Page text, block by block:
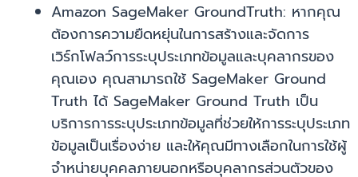
Amazon SageMaker GroundTruth: หากคุณ
ต้องการความยืดหยุ่นในการสร้างและจัดการ
เวิร์กโฟลว์การระบุประเภทข้อมูลและบุคลากรของ
คุณเอง คุณสามารถใช้ SageMaker Ground
Truth ได้ SageMaker Ground Truth เป็น
บริการการระบุประเภทข้อมูลที่ช่วยให้การระบุประเภท
ข้อมูลเป็นเรื่องง่าย และให้คุณมีทางเลือกในการใช้ผู้
จำหน่ายบุคคลภายนอกหรือบุคลากรส่วนตัวของ